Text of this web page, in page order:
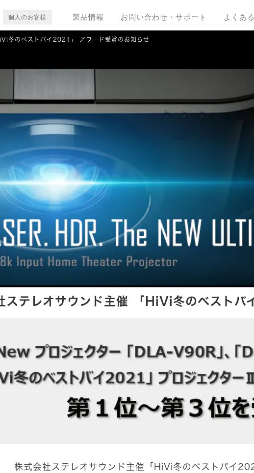
個人のお客様 製品情報 お問い合わせ・サポート よくあ
冬のベストバイ2021」 アワード受賞のお知らせ
ステレオサウンド主催 「HiVi冬のベスト
株式会社ステレオサウンド主催「HiVi冬のベストバイ